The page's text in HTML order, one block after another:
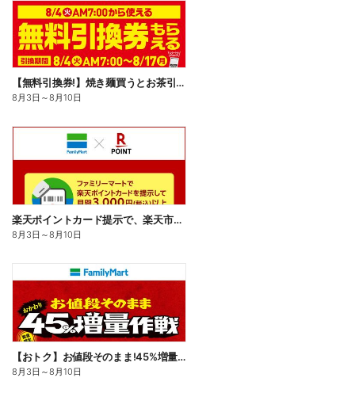
【無料引換券!】焼き麺買うとお茶引換券貰える!
8月3日 ～8月10日
楽天ポイントカード提示で、楽天市場でのお買い物がおトクに!
8月3日 ～8月10日
【おトク】お値段そのまま!45%増量作戦!
8月3日 ～8月10日